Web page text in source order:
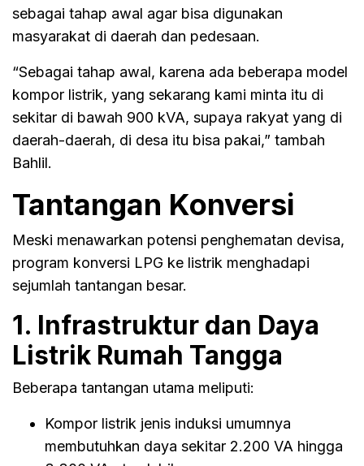
sebagai tahap awal agar bisa digunakan
masyarakat di daerah dan pedesaan.
“Sebagai tahap awal, karena ada beberapa model
kompor listrik, yang sekarang kami minta itu di
sekitar di bawah 900 kVA, supaya rakyat yang di
daerah-daerah, di desa itu bisa pakai,” tambah
Bahlil.
Tantangan Konversi
Meski menawarkan potensi penghematan devisa,
program konversi LPG ke listrik menghadapi
sejumlah tantangan besar.
1. Infrastruktur dan Daya
Listrik Rumah Tangga
Beberapa tantangan utama meliputi:
Kompor listrik jenis induksi umumnya
membutuhkan daya sekitar 2.200 VA hingga